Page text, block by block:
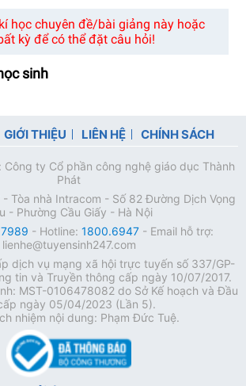
học chuyên đề/bài giảng này hoặc
kỳ để có thể đặt câu hỏi!
sinh
GIỚI THIỆU LIÊN HỆ CHÍNH SÁCH
Công ty Cổ phần công nghệ giáo dục Thành
Phát
- Tòa nhà Intracom - Số 82 Đường Dịch Vọng
- Phường Cầu Giấy - Hà Nội
- Hotline: 1800.6947- Email hỗ trợ:
lienhe@tuyensinh247.com
dịch vụ mạng xã hội trực tuyến số 337/GP-
tin và Truyền thông cấp ngày 10/07/2017.
MST-0106478082 do Sở Kế hoạch và Đầu
ngày 05/04/2023 (Lần 5).
nhiệm nội dung: Phạm Đức Tuệ.